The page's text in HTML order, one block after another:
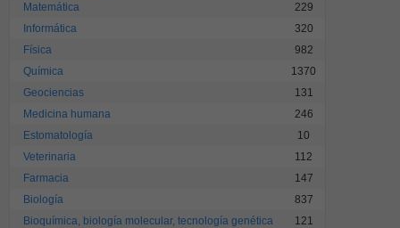
Matemática
229
Informática
320
Física
982
Química
1370
Geociencias
131
Medicina humana
246
Estomatología
10
Veterinaria
112
Farmacia
147
Biología
837
Bioquímica, biología molecular, tecnología genética
121